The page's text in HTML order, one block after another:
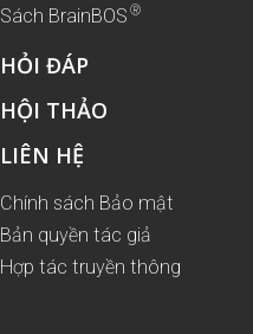
Sách BrainBOS ®
HỎI ĐÁP
HỘI THẢO
LIÊN HỆ
Chính sách Bảo mật
Bản quyền tác giả
Hợp tác truyền thông